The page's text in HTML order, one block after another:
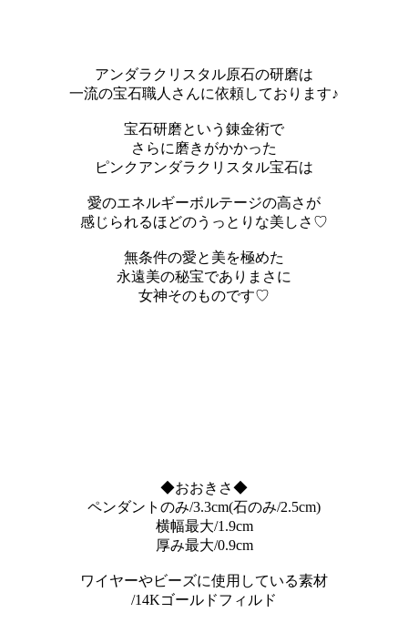
アンダラクリスタル原石の研磨は
一流の宝石職人さんに依頼しております♪
宝石研磨という錬金術で
さらに磨きがかかった
ピンクアンダラクリスタル宝石は
愛のエネルギーボルテージの高さが
感じられるほどのうっとりな美しさ♡
無条件の愛と美を極めた
永遠美の秘宝でありまさに
女神そのものです♡
◆おおきさ◆
ペンダントのみ/3.3cm(石のみ/2.5cm)
横幅最大/1.9cm
厚み最大/0.9cm
ワイヤーやビーズに使用している素材
/14Kゴールドフィルド